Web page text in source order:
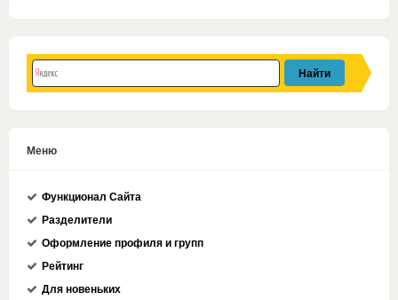
Меню
Функционал Сайта
Разделители
Оформление профиля и групп
Рейтинг
Для новеньких